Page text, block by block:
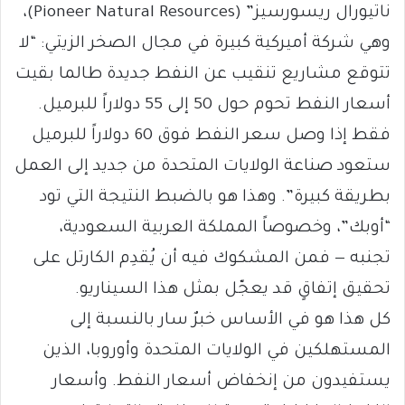
ناتيورال ريسورسيز” (Pioneer Natural Resources)،
وهي شركة أميركية كبيرة في مجال الصخر الزيتي: “لا
تتوقع مشاريع تنقيب عن النفط جديدة طالما بقيت
أسعار النفط تحوم حول 50 إلى 55 دولاراً للبرميل.
فقط إذا وصل سعر النفط فوق 60 دولاراً للبرميل
ستعود صناعة الولايات المتحدة من جديد إلى العمل
بطريقة كبيرة”. وهذا هو بالضبط النتيجة التي تود
“أوبك”، وخصوصاً المملكة العربية السعودية،
تجنبه — فمن المشكوك فيه أن يُقدِم الكارتل على
تحقيق إتفاقٍ قد يعجّل بمثل هذا السيناريو.
كل هذا هو في الأساس خبرٌ سار بالنسبة إلى
المستهلكين في الولايات المتحدة وأوروبا، الذين
يستفيدون من إنخفاض أسعار النفط. وأسعار